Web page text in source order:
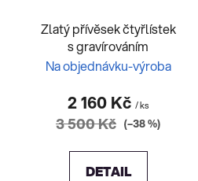
Zlatý přívěsek čtyřlístek
s gravírováním
Na objednávku-výroba
2 160 Kč / ks
3 500 Kč (–38 %)
DETAIL